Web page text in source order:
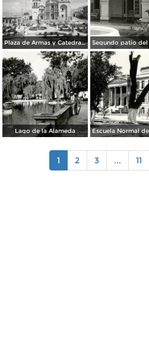
Plaza de Armas y Catedral de Saltillo
Lago de la Alameda
1 2 3 ... 11